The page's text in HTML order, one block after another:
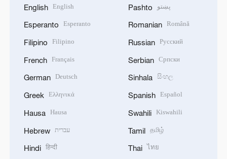
English English
Esperanto Esperanto
Filipino Filipino
French Français
German Deutsch
Greek Ελληνικά
Hausa Hausa
Hebrew עברית
Hindi हिन्दी
Pashto پښتو
Romanian Română
Russian Русский
Serbian Српски
Sinhala සිංහල
Spanish Español
Swahili Kiswahili
Tamil தமிழ்
Thai ไทย